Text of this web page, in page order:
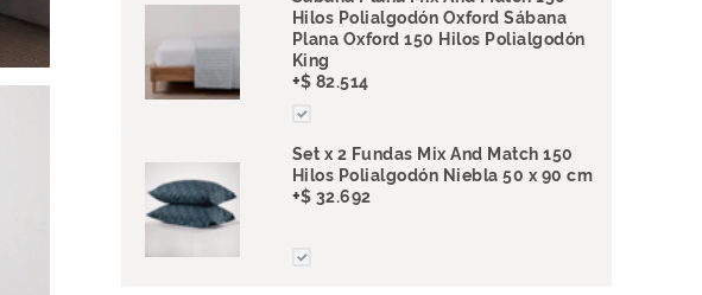
Hilos Polialgodón Oxford Sábana
Plana Oxford 150 Hilos Polialgodón
King
+$ 82.514
Set x 2 Fundas Mix And Match 150
Hilos Polialgodón Niebla 50 x 90 cm
+$ 32.692